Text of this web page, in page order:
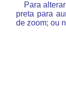
Para
preta para
de zoom; ou